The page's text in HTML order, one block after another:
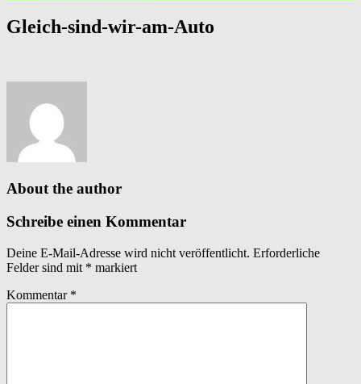
Gleich-sind-wir-am-Auto
About the author
Schreibe einen Kommentar
Deine E-Mail-Adresse wird nicht veröffentlicht. Erforderliche
Felder sind mit * markiert
Kommentar *